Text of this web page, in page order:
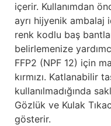
içerir. Kullanımdan
ayrı hijyenik ambalaj
renk kodlu baş
belirlemenize
FFP2 (NPF 12) için
kırmızı. Katlanabilir
kullanılmadığında
Gözlük ve Kulak
gösterir.